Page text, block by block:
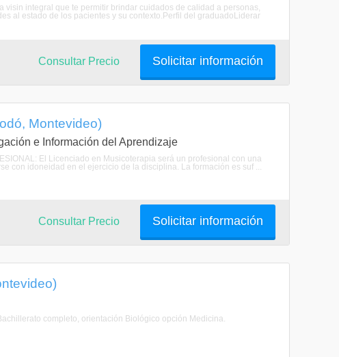
integral que te permitir brindar cuidados de calidad a personas,
al estado de los pacientes y su contexto.Perfil del graduadoLiderar
Solicitar información
Consultar Precio
Montevideo)
e Información del Aprendizaje
El Licenciado en Musicoterapia será un profesional con una
con idoneidad en el ejercicio de la disciplina. La formación es suf ...
Solicitar información
Consultar Precio
completo, orientación Biológico opción Medicina.